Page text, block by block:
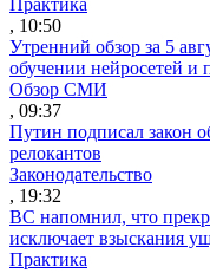
, 10:50
Утренний обзор за 5
обучении нейросетей
Обзор СМИ
, 09:37
Путин подписал закон
релокантов
Законодательство
, 19:32
ВС напомнил, что
исключает взыскания
Практика